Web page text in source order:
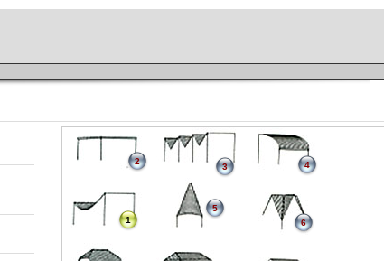
1
2
3 4
5
6